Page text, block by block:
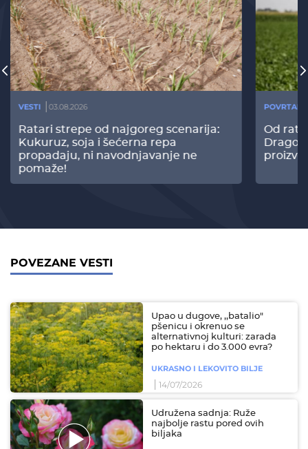
VESTI 03.08.2026
Ratari strepe od najgoreg scenarija:
Kukuruz, soja i šećerna repa
propadaju, ni navodnjavanje ne
pomaže!
Od
POVEZANE VESTI
Upao u dugove, ,,batalio"
pšenicu i okrenuo se
alternativnoj kulturi: zarada
po hektaru i do 3.000 evra?
UKRASNO I LEKOVITO BILJE
14/07/2026
Udružena sadnja: Ruže
najbolje rastu pored ovih
biljaka